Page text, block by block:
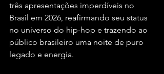
três apresentações imperdíveis no
Brasil em 2026, reafirmando seu status
no universo do hip-hop e trazendo ao
público brasileiro uma noite de puro
legado e energia.